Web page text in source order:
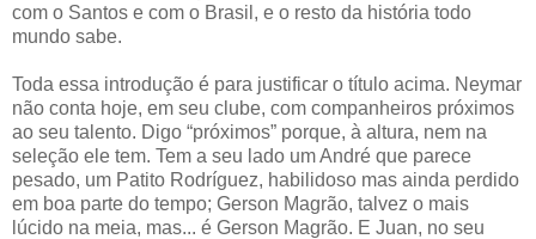
com o Santos e com o Brasil, e o resto da história todo
mundo sabe.
Toda essa introdução é para justificar o título acima. Neymar
não conta hoje, em seu clube, com companheiros próximos
ao seu talento. Digo “próximos” porque, à altura, nem na
seleção ele tem. Tem a seu lado um André que parece
pesado, um Patito Rodríguez, habilidoso mas ainda perdido
em boa parte do tempo; Gerson Magrão, talvez o mais
lúcido na meia, mas... é Gerson Magrão. E Juan, no seu